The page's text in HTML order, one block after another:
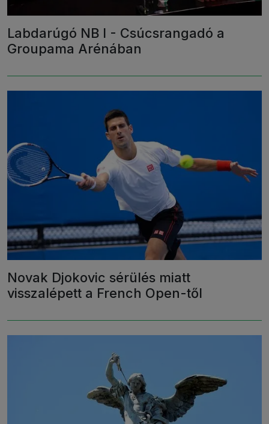
Labdarúgó NB I - Csúcsrangadó a
Groupama Arénában
Novak Djokovic sérülés miatt
visszalépett a French Open-től